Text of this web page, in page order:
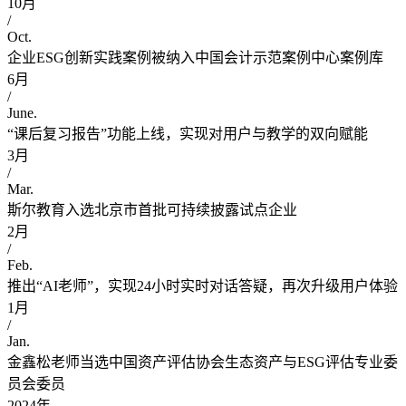
10月
/
Oct.
企业ESG创新实践案例被纳入中国会计示范案例中心案例库
6月
/
June.
“课后复习报告”功能上线，实现对用户与教学的双向赋能
3月
/
Mar.
斯尔教育入选北京市首批可持续披露试点企业
2月
/
Feb.
推出“AI老师”，实现24小时实时对话答疑，再次升级用户体验
1月
/
Jan.
金鑫松老师当选中国资产评估协会生态资产与ESG评估专业委
员会委员